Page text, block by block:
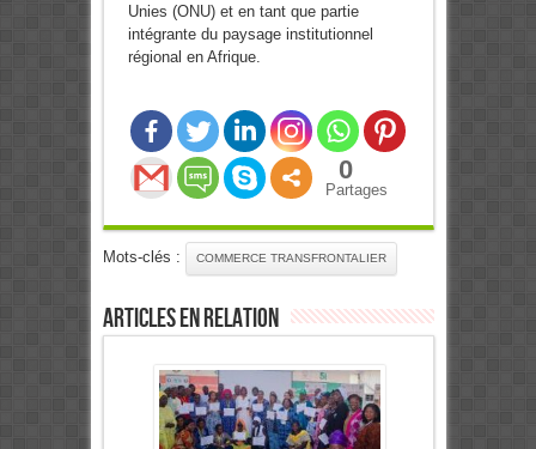
Unies (ONU) et en tant que partie
intégrante du paysage institutionnel
régional en Afrique.
0
Partages
Mots-clés : COMMERCE TRANSFRONTALIER
Articles en relation